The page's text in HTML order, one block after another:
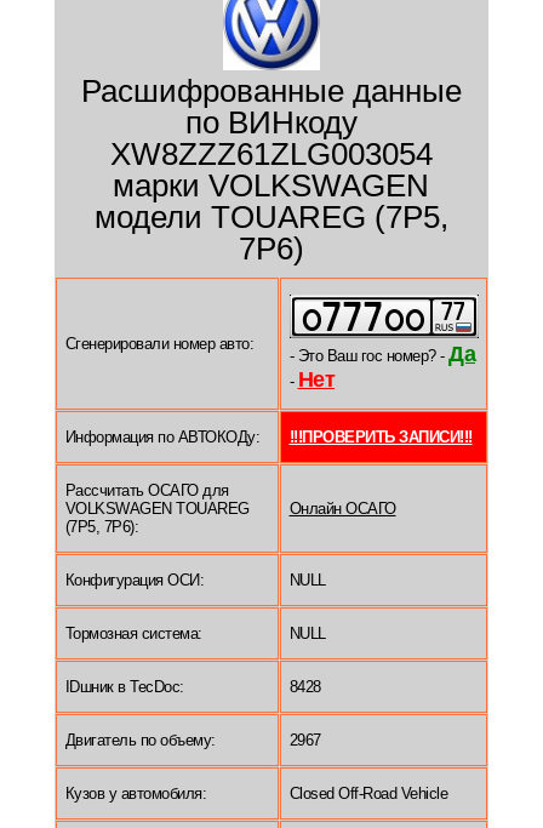
Расшифрованные данные
по ВИНкоду
XW8ZZZ61ZLG003054
марки VOLKSWAGEN
модели TOUAREG (7P5,
7P6)
Сгенерировали номер авто:
- Это Ваш гос номер? - Да
- Нет
Информация по АВТОКОДу: !!!ПРОВЕРИТЬ ЗАПИСИ!!!
Рассчитать ОСАГО для
VOLKSWAGEN TOUAREG
(7P5, 7P6):
Онлайн ОСАГО
Конфигурация ОСИ: NULL
Тормозная система: NULL
IDшник в TecDoc: 8428
Двигатель по объему: 2967
Кузов у автомобиля: Closed Off-Road Vehicle